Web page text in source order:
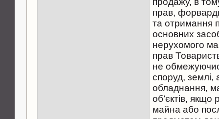
прав,
та отримання
основних
нерухомого
прав
не
споруд, землі,
обладнання,
об’єктів, якщо
майна або